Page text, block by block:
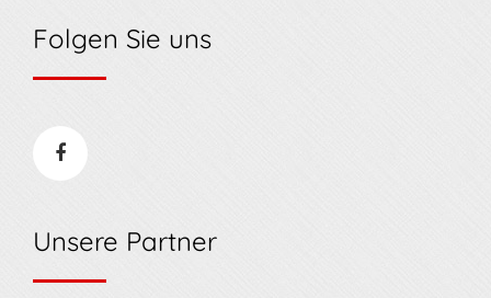
Folgen Sie uns
Unsere Partner